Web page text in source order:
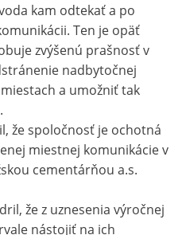
kam odtekať a po
Ten je opäť
zvýšenú prašnosť v
nadbytočnej
a umožniť tak
že spoločnosť je ochotná
miestnej komunikácie v
cementárňou a.s.
že z uznesenia výročnej
nástojiť na ich